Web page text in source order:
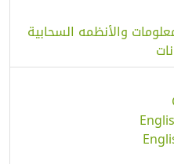
والأنظمه السحابية